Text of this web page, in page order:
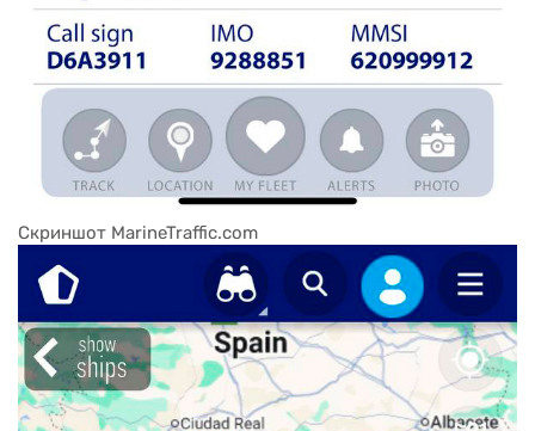
Скриншот MarineTraffic.com